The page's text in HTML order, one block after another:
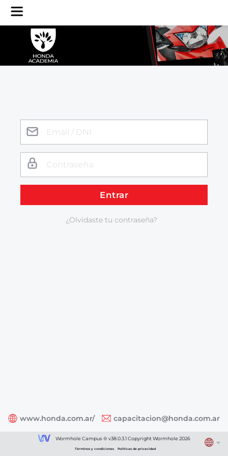
Entrar
¿Olvidaste tu contraseña?
www.honda.com.ar/ capacitacion@honda.com.ar
Wormhole Campus ® v38.0.3.1 Copyright Wormhole 2026
Términos y condiciones Políticas de privacidad